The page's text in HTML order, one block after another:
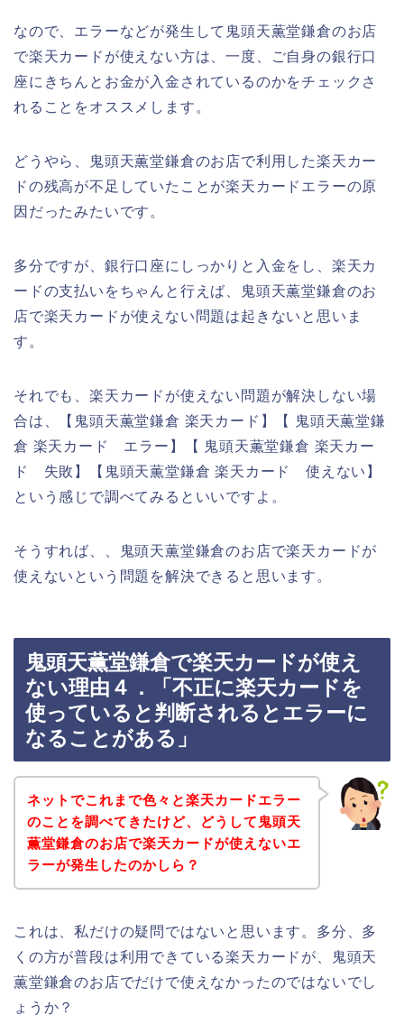
なので、エラーなどが発生して鬼頭天薫堂鎌倉のお店
で楽天カードが使えない方は、一度、ご自身の銀行口
座にきちんとお金が入金されているのかをチェックさ
れることをオススメします。
どうやら、鬼頭天薫堂鎌倉のお店で利用した楽天カー
ドの残高が不足していたことが楽天カードエラーの原
因だったみたいです。
多分ですが、銀行口座にしっかりと入金をし、楽天カ
ードの支払いをちゃんと行えば、鬼頭天薫堂鎌倉のお
店で楽天カードが使えない問題は起きないと思いま
す。
それでも、楽天カードが使えない問題が解決しない場
合は、【鬼頭天薫堂鎌倉 楽天カード】【 鬼頭天薫堂鎌
倉 楽天カード エラー】【 鬼頭天薫堂鎌倉 楽天カー
ド 失敗】【鬼頭天薫堂鎌倉 楽天カード 使えない】
という感じで調べてみるといいですよ。
そうすれば、、鬼頭天薫堂鎌倉のお店で楽天カードが
使えないという問題を解決できると思います。
鬼頭天薫堂鎌倉で楽天カードが使え
ない理由４．「不正に楽天カードを
使っていると判断されるとエラーに
なることがある」
ネットでこれまで色々と楽天カードエラー
のことを調べてきたけど、どうして鬼頭天
薫堂鎌倉のお店で楽天カードが使えないエ
ラーが発生したのかしら？
これは、私だけの疑問ではないと思います。多分、多
くの方が普段は利用できている楽天カードが、鬼頭天
薫堂鎌倉のお店でだけで使えなかったのではないでし
ょうか？